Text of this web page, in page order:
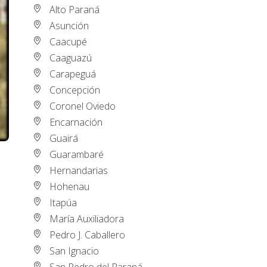
Alto Paraná
Asunción
Caacupé
Caaguazú
Carapeguá
Concepción
Coronel Oviedo
Encarnación
Guairá
Guarambaré
Hernandarias
Hohenau
Itapúa
María Auxiliadora
Pedro J. Caballero
San Ignacio